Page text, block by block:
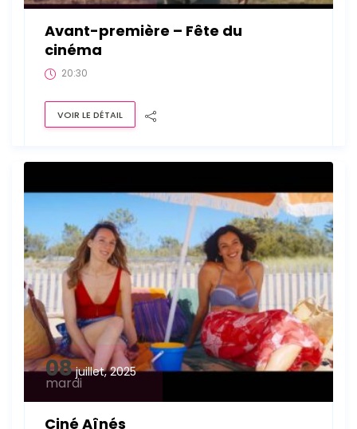
Avant-première – Fête du
cinéma
20:30
VOIR LE DÉTAIL
08 juillet, 2025
mardi
Ciné Aînés